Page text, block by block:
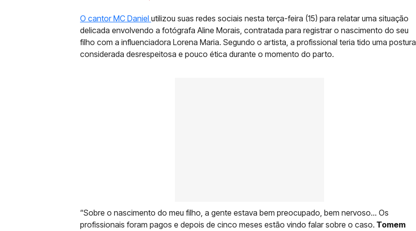
O cantor MC Daniel utilizou suas redes sociais nesta terça-feira (15) para relatar uma situação
delicada envolvendo a fotógrafa Aline Morais, contratada para registrar o nascimento do seu
filho com a influenciadora Lorena Maria. Segundo o artista, a profissional teria tido uma postura
considerada desrespeitosa e pouco ética durante o momento do parto.
“Sobre o nascimento do meu filho, a gente estava bem preocupado, bem nervoso… Os
profissionais foram pagos e depois de cinco meses estão vindo falar sobre o caso. Tomem